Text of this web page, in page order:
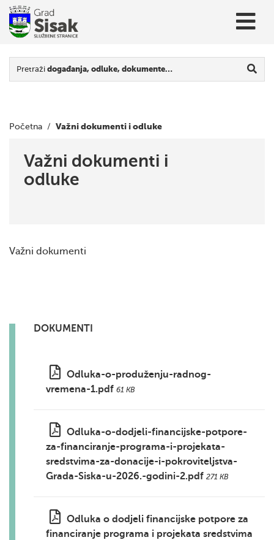
Pretraži događanja, odluke, dokumente…
Početna / Važni dokumenti i odluke
Važni dokumenti i
odluke
Važni dokumenti
DOKUMENTI
Odluka-o-produženju-radnog-
vremena-1.pdf 61 KB
Odluka-o-dodjeli-financijske-potpore-
za-financiranje-programa-i-projekata-
sredstvima-za-donacije-i-pokroviteljstva-
Grada-Siska-u-2026.-godini-2.pdf 271 KB
Odluka o dodjeli financijske potpore za
financiranje programa i projekata sredstvima